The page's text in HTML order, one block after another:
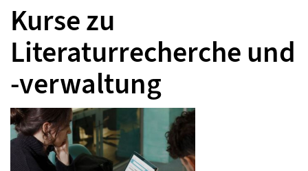
Kurse zu
Literaturrecherche und
-verwaltung